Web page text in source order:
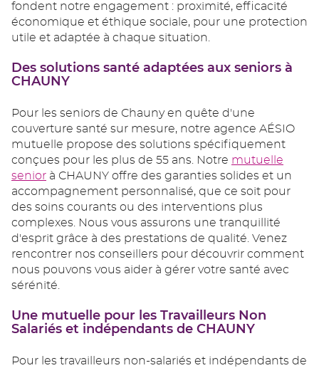
fondent notre engagement : proximité, efficacité
économique et éthique sociale, pour une protection
utile et adaptée à chaque situation.
Des solutions santé adaptées aux seniors à
CHAUNY
Pour les seniors de Chauny en quête d'une
couverture santé sur mesure, notre agence AÉSIO
mutuelle propose des solutions spécifiquement
conçues pour les plus de 55 ans. Notre mutuelle
senior à CHAUNY offre des garanties solides et un
accompagnement personnalisé, que ce soit pour
des soins courants ou des interventions plus
complexes. Nous vous assurons une tranquillité
d'esprit grâce à des prestations de qualité. Venez
rencontrer nos conseillers pour découvrir comment
nous pouvons vous aider à gérer votre santé avec
sérénité.
Une mutuelle pour les Travailleurs Non
Salariés et indépendants de CHAUNY
Pour les travailleurs non-salariés et indépendants de